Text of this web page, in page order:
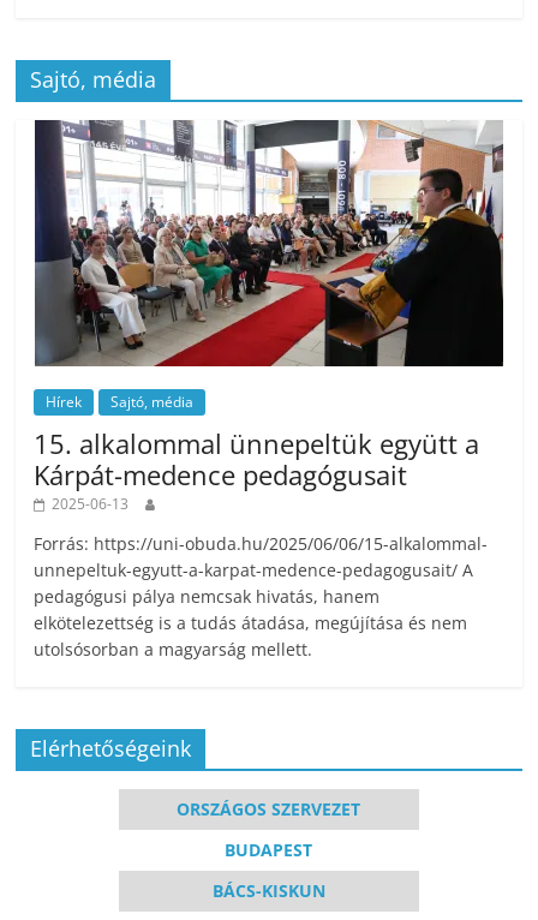
Sajtó, média
Hírek Sajtó, média
15. alkalommal ünnepeltük együtt a
Kárpát-medence pedagógusait
2025-06-13
Forrás: https://uni-obuda.hu/2025/06/06/15-alkalommal-
unnepeltuk-egyutt-a-karpat-medence-pedagogusait/ A
pedagógusi pálya nemcsak hivatás, hanem
elkötelezettség is a tudás átadása, megújítása és nem
utolsósorban a magyarság mellett.
Elérhetőségeink
ORSZÁGOS SZERVEZET
BUDAPEST
BÁCS-KISKUN